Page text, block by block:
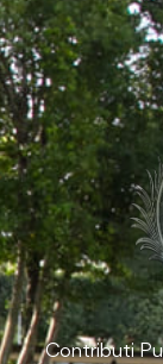
Contributi